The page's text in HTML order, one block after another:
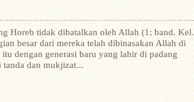
Horeb tidak dibatalkan oleh Allah (1; band. Kel.
besar dari mereka telah dibinasakan Allah di
dengan generasi baru yang lahir di padang
tanda dan mukjizat...